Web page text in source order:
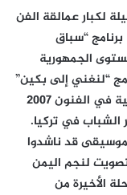
لكبار عمالقة الفن
“سباق
الجمهورية
“لنغني إلى بكين”
كما حصل على جائزة رئيس الجمهورية اليمنية في الفنون 2007
الشباب في تركيا.
قد ناشدوا
لنجم اليمن
الأخيرة من